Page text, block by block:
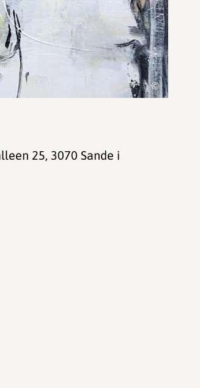
©
25, 3070 Sande i